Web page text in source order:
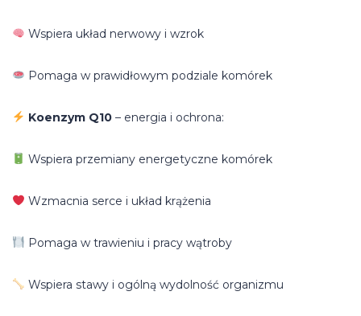
Wspiera układ nerwowy i wzrok
Pomaga w prawidłowym podziale komórek
Koenzym Q10– energia i ochrona:
Wspiera przemiany energetyczne komórek
Wzmacnia serce i układ krążenia
Pomaga w trawieniu i pracy wątroby
Wspiera stawy i ogólną wydolność organizmu